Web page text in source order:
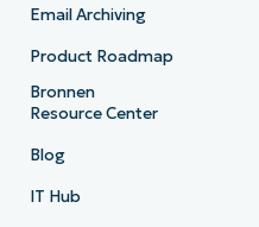
Email Archiving
Product Roadmap
Bronnen
Resource Center
Blog
IT Hub